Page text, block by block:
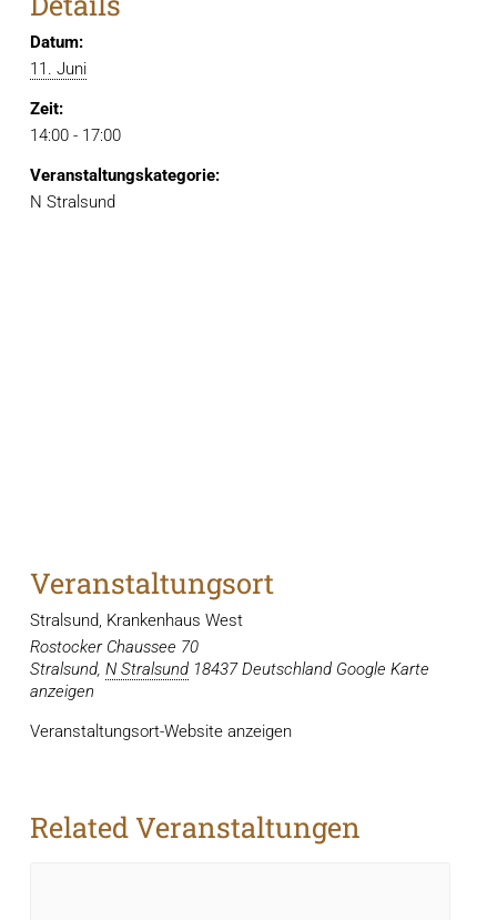
Datum:
11. Juni
Zeit:
14:00 - 17:00
Veranstaltungskategorie:
N Stralsund
Veranstaltungsort
Stralsund, Krankenhaus West
Rostocker Chaussee 70
Stralsund, N Stralsund 18437 Deutschland Google Karte
anzeigen
Veranstaltungsort-Website anzeigen
Related Veranstaltungen